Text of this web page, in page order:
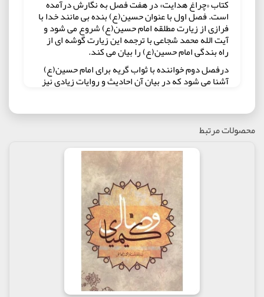
کتاب «چراغ هدايت» در هفت فصل به نگارش درآمده
است. فصل اول با عنوان حسین(ع) بنده بی مانند خدا با
فرازی از زیارت مطلقه امام حسین(ع) شروع می شود و
آیت الله محمد شجاعی با ترجمه این زیارت گوشه ای از
راه بندگی امام حسین(ع) را بیان می کند.
درفصل دوم خواننده با ثواب گریه برای امام حسین(ع)
آشنا می شود که در بیان آن احادیث و روایات زیادی نیز
از سوی آیت الله شجاعی بیان می شود و اما فصل سوم
بیان می کند و از اجر و پاداشی که خداوند بر این زیارت
قرار داده است سخن به میان می آورد.
فصل چهارم مکارم اخلاقی و فضائل وجودی حضرت امام
حسین(ع) را از منظر احادیث و روایات مورد بررسی قرار
می دهد و فصل پنجم با عنوان خون سیدالشهداء و
اشتداد غضب الهی، قیام سید الشهدا (ع) را برای
خوانندگان بازگو می کند.
دو فصل آخر با نام های «هل من ناصر ینصرنی» و قیام
مختار ثقفی به زوایای مختلف قیام امام حسین(ع) و
حوادث بعد از آن که مربوط به قیام مختار ثقفی است می
پردازد. صفحات پایانی کتاب هم استاد آیت الله محمد
شجاعی تذکراتی درباره محرم و حضور در مجالس پربرکت
این ماه را با منابع و ماخذ مختلف بیان نموده است.
در بخشی از کتاب آمده است:
محصولات مرتبط